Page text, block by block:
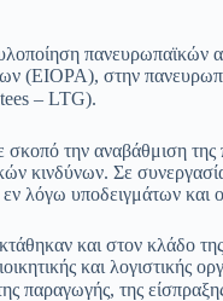
(EIOPA), στην
– LTG).
την αναβάθμιση της
κινδύνων. Σε συνεργασία
υποδειγμάτων και
και στον κλάδο
και λογιστικής
παραγωγής, της